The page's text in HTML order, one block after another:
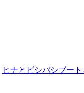
ヒナとビシバシブー